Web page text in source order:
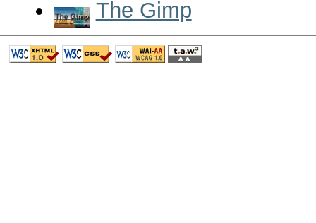
The Gimp